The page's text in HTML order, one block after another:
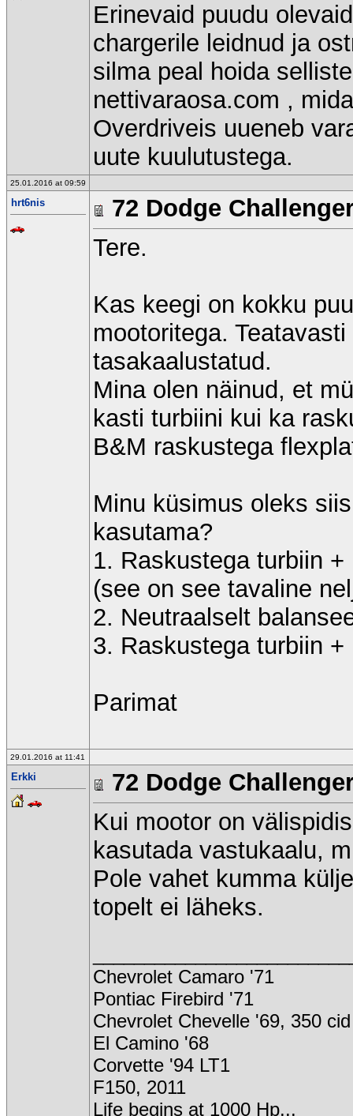
Erinevaid puudu
chargerile leidnud ja
silma peal hoida
nettivaraosa.com ,
Overdriveis uueneb
uute kuulutustega.
25.01.2016 at 09:59
hrt6nis
72 Dodge
Tere.
Kas keegi on kokku
mootoritega.
tasakaalustatud.
Mina olen näinud, et
kasti turbiini kui ka
B&M raskustega
Minu küsimus oleks
kasutama?
1. Raskustega turbiin
(see on see tavaline
2. Neutraalselt
3. Raskustega turbiin
Parimat
29.01.2016 at 11:41
Erkki
72 Dodge
Kui mootor on
kasutada vastukaalu,
Pole vahet kumma
topelt ei läheks.
Chevrolet Camaro '71
Pontiac Firebird '71
Chevrolet Chevelle '69, 350 cid
El Camino '68
Corvette '94 LT1
F150, 2011
Life begins at 1000 Hp...